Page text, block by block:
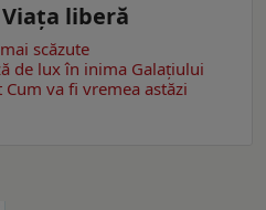
liberă
scăzute
de lux în inima Galațiului
Cum va fi vremea astăzi